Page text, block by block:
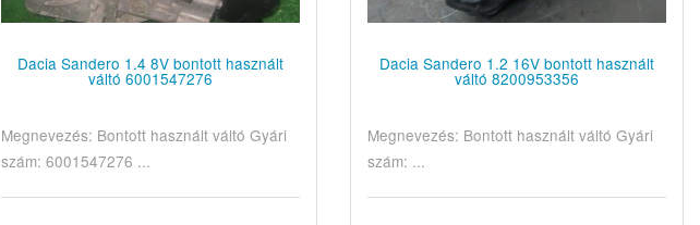
Dacia Sandero 1.4 8V bontott használt
váltó 6001547276
Megnevezés: Bontott használt váltó Gyári
szám: 6001547276 ...
Dacia Sandero 1.2 16V bontott használt
váltó 8200953356
Megnevezés: Bontott használt váltó Gyári
szám: ...